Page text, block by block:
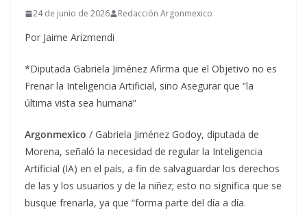
24 de junio de 2026 Redacción Argonmexico
Por Jaime Arizmendi
*Diputada Gabriela Jiménez Afirma que el Objetivo no es
Frenar la Inteligencia Artificial, sino Asegurar que “la
última vista sea humana”
Argonmexico / Gabriela Jiménez Godoy, diputada de
Morena, señaló la necesidad de regular la Inteligencia
Artificial (IA) en el país, a fin de salvaguardar los derechos
de las y los usuarios y de la niñez; esto no significa que se
busque frenarla, ya que “forma parte del día a día.